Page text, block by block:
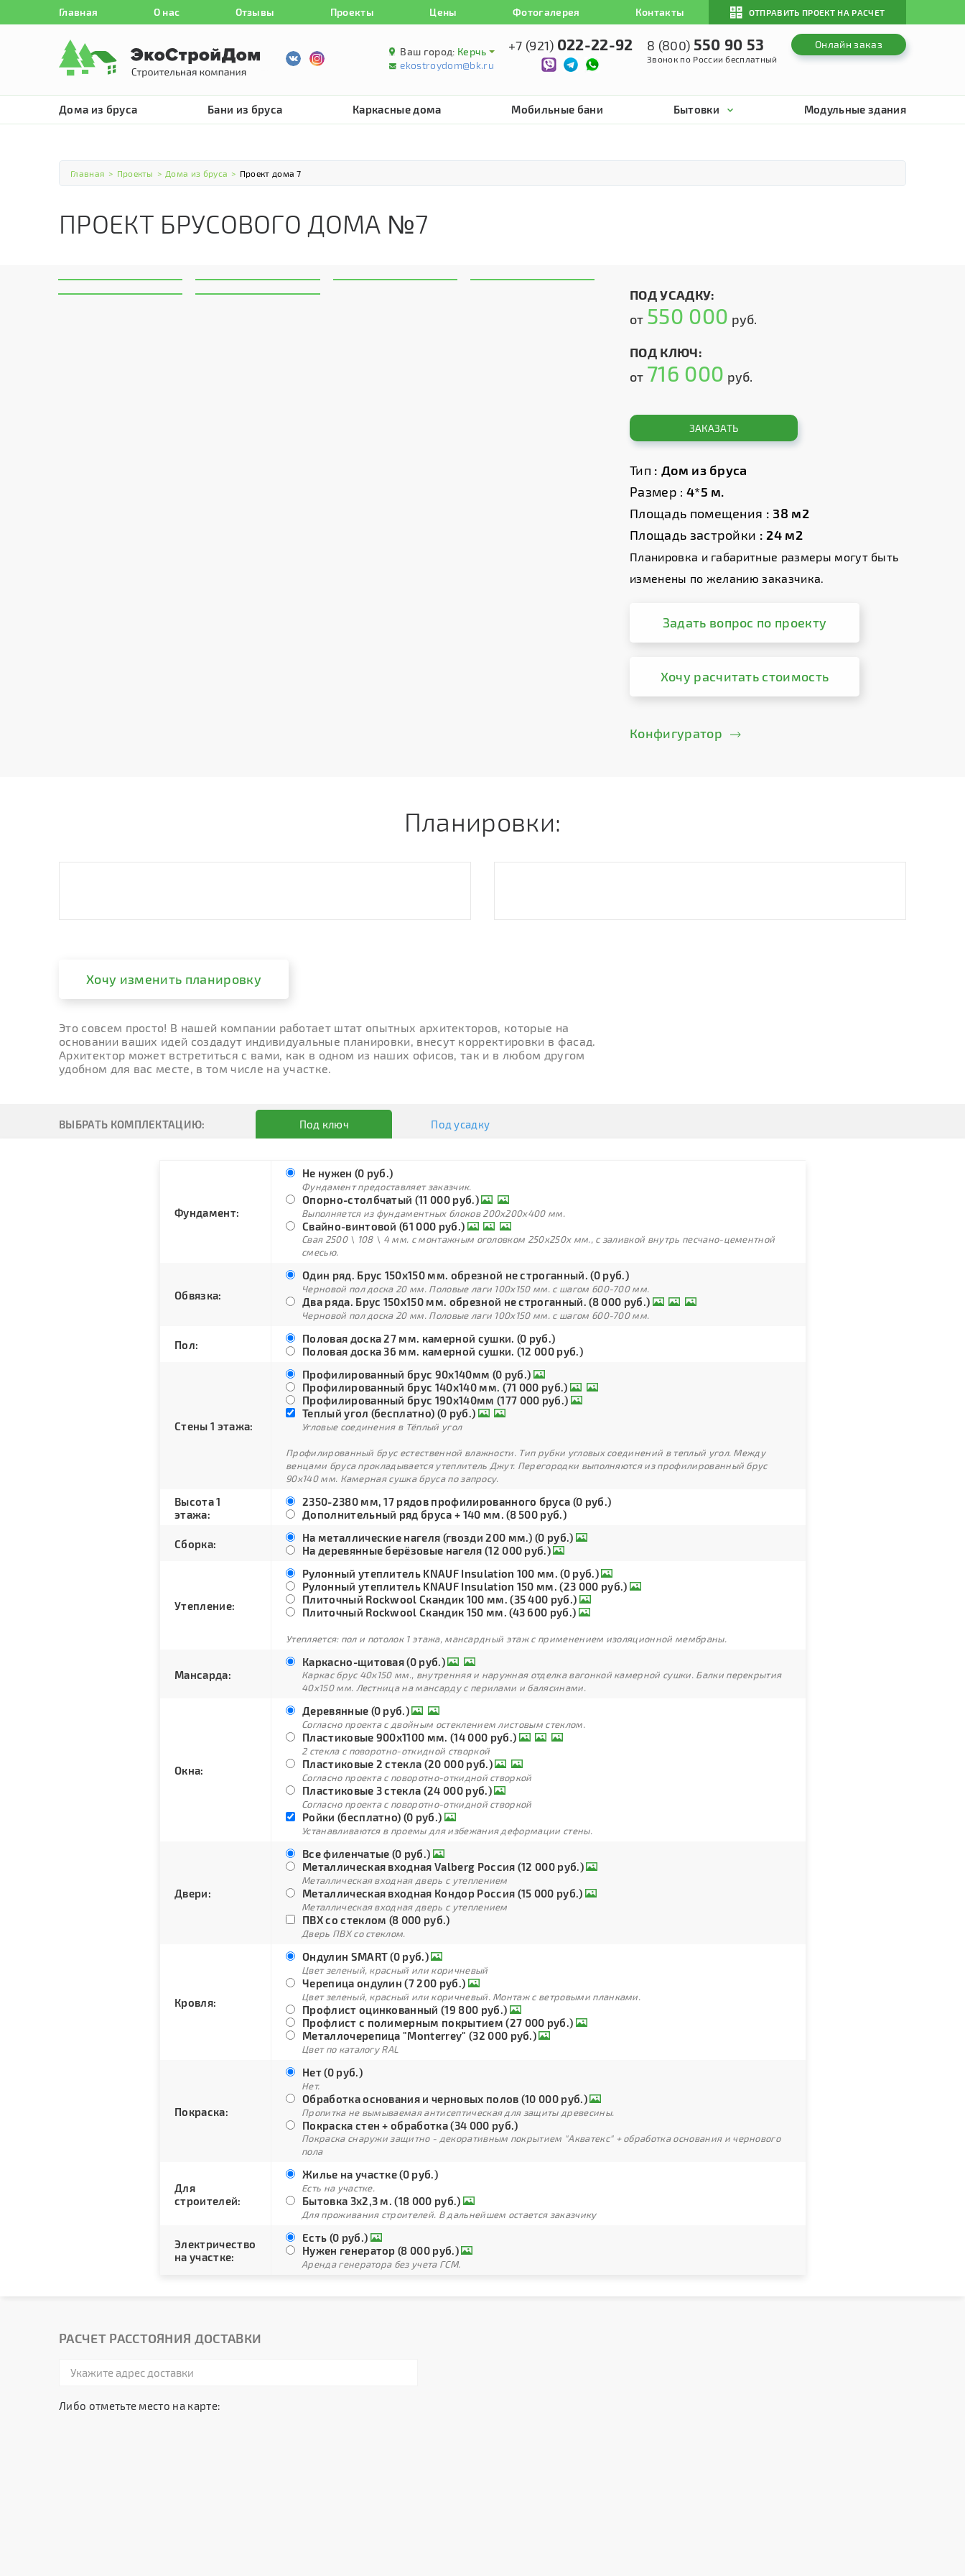
Главная О нас Отзывы Проекты Цены Фотогалерея Контакты ОТПРАВИТЬ ПРОЕКТ НА РАСЧЕТ
Ваш город: Керчь
ekostroydom@bk.ru
+7 (921) 022-22-92 8 (800) 550 90 53
Звонок по России бесплатный
Онлайн заказ
Дома из бруса Бани из бруса Каркасные дома Мобильные бани Бытовки Модульные здания
Главная > Проекты > Дома из бруса > Проект дома 7
ПРОЕКТ БРУСОВОГО ДОМА №7
ПОД УСАДКУ:
от 550 000 руб.
ПОД КЛЮЧ:
от 716 000 руб.
ЗАКАЗАТЬ
Тип : Дом из бруса
Размер : 4*5 м.
Площадь помещения : 38 м2
Площадь застройки : 24 м2
Планировка и габаритные размеры могут быть
изменены по желанию заказчика.
Задать вопрос по проекту
Хочу расчитать стоимость
Конфигуратор
Планировки:
Хочу изменить планировку
Это совсем просто! В нашей компании работает штат опытных архитекторов, которые на
основании ваших идей создадут индивидуальные планировки, внесут корректировки в фасад.
Архитектор может встретиться с вами, как в одном из наших офисов, так и в любом другом
удобном для вас месте, в том числе на участке.
ВЫБРАТЬ КОМПЛЕКТАЦИЮ: Под ключ Под усадку
Фундамент:
Не нужен (0 руб.)
Фундамент предоставляет заказчик.
Опорно-столбчатый (11 000 руб.)
Выполняется из фундаментных блоков 200х200х400 мм.
Свайно-винтовой (61 000 руб.)
Свая 2500 \ 108 \ 4 мм. с монтажным оголовком 250х250х мм., с заливкой внутрь песчано-цементной
смесью.
Обвязка:
Один ряд. Брус 150х150 мм. обрезной не строганный. (0 руб.)
Черновой пол доска 20 мм. Половые лаги 100х150 мм. с шагом 600-700 мм.
Два ряда. Брус 150х150 мм. обрезной не строганный. (8 000 руб.)
Черновой пол доска 20 мм. Половые лаги 100х150 мм. с шагом 600-700 мм.
Пол:
Половая доска 27 мм. камерной сушки. (0 руб.)
Половая доска 36 мм. камерной сушки. (12 000 руб.)
Стены 1 этажа:
Профилированный брус 90х140мм (0 руб.)
Профилированный брус 140х140 мм. (71 000 руб.)
Профилированный брус 190х140мм (177 000 руб.)
Теплый угол (бесплатно) (0 руб.)
Угловые соединения в Тёплый угол
Профилированный брус естественной влажности. Тип рубки угловых соединений в теплый угол. Между
венцами бруса прокладывается утеплитель Джут. Перегородки выполняются из профилированный брус
90х140 мм. Камерная сушка бруса по запросу.
Высота 1
этажа:
2350-2380 мм, 17 рядов профилированного бруса (0 руб.)
Дополнительный ряд бруса + 140 мм. (8 500 руб.)
Сборка:
На металлические нагеля (гвозди 200 мм.) (0 руб.)
На деревянные берёзовые нагеля (12 000 руб.)
Утепление:
Рулонный утеплитель KNAUF Insulation 100 мм. (0 руб.)
Рулонный утеплитель KNAUF Insulation 150 мм. (23 000 руб.)
Плиточный Rockwool Скандик 100 мм. (35 400 руб.)
Плиточный Rockwool Скандик 150 мм. (43 600 руб.)
Утепляется: пол и потолок 1 этажа, мансардный этаж с применением изоляционной мембраны.
Мансарда:
Каркасно-щитовая (0 руб.)
Каркас брус 40х150 мм., внутренняя и наружная отделка вагонкой камерной сушки. Балки перекрытия
40х150 мм. Лестница на мансарду с перилами и балясинами.
Окна:
Деревянные (0 руб.)
Согласно проекта с двойным остеклением листовым стеклом.
Пластиковые 900х1100 мм. (14 000 руб.)
2 стекла с поворотно-откидной створкой
Пластиковые 2 стекла (20 000 руб.)
Согласно проекта с поворотно-откидной створкой
Пластиковые 3 стекла (24 000 руб.)
Согласно проекта с поворотно-откидной створкой
Ройки (бесплатно) (0 руб.)
Устанавливаются в проемы для избежания деформации стены.
Двери:
Все филенчатые (0 руб.)
Металлическая входная Valberg Россия (12 000 руб.)
Металлическая входная дверь с утеплением
Металлическая входная Кондор Россия (15 000 руб.)
Металлическая входная дверь с утеплением
ПВХ со стеклом (8 000 руб.)
Дверь ПВХ со стеклом.
Кровля:
Ондулин SMART (0 руб.)
Цвет зеленый, красный или коричневый
Черепица ондулин (7 200 руб.)
Цвет зеленый, красный или коричневый. Монтаж с ветровыми планками.
Профлист оцинкованный (19 800 руб.)
Профлист с полимерным покрытием (27 000 руб.)
Металлочерепица "Monterrey" (32 000 руб.)
Цвет по каталогу RAL
Покраска:
Нет (0 руб.)
Нет.
Обработка основания и черновых полов (10 000 руб.)
Пропитка не вымываемая антисептическая для защиты древесины.
Покраска стен + обработка (34 000 руб.)
Покраска снаружи защитно - декоративным покрытием "Акватекс" + обработка основания и чернового
пола
Для
строителей:
Жилье на участке (0 руб.)
Есть на участке.
Бытовка 3х2,3 м. (18 000 руб.)
Для проживания строителей. В дальнейшем остается заказчику
Электричество
на участке:
Есть (0 руб.)
Нужен генератор (8 000 руб.)
Аренда генератора без учета ГСМ.
РАСЧЕТ РАССТОЯНИЯ ДОСТАВКИ
Либо отметьте место на карте: